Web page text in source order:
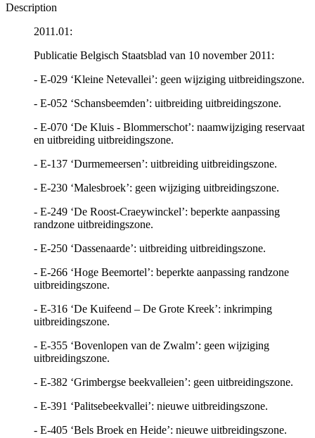
Description
2011.01:
Publicatie Belgisch Staatsblad van 10 november 2011:
- E-029 ‘Kleine Netevallei’: geen wijziging uitbreidingszone.
- E-052 ‘Schansbeemden’: uitbreiding uitbreidingszone.
- E-070 ‘De Kluis - Blommerschot’: naamwijziging reservaat
en uitbreiding uitbreidingszone.
- E-137 ‘Durmemeersen’: uitbreiding uitbreidingszone.
- E-230 ‘Malesbroek’: geen wijziging uitbreidingszone.
- E-249 ‘De Roost-Craeywinckel’: beperkte aanpassing
randzone uitbreidingszone.
- E-250 ‘Dassenaarde’: uitbreiding uitbreidingszone.
- E-266 ‘Hoge Beemortel’: beperkte aanpassing randzone
uitbreidingszone.
- E-316 ‘De Kuifeend – De Grote Kreek’: inkrimping
uitbreidingszone.
- E-355 ‘Bovenlopen van de Zwalm’: geen wijziging
uitbreidingszone.
- E-382 ‘Grimbergse beekvalleien’: geen uitbreidingszone.
- E-391 ‘Palitsebeekvallei’: nieuwe uitbreidingszone.
- E-405 ‘Bels Broek en Heide’: nieuwe uitbreidingszone.